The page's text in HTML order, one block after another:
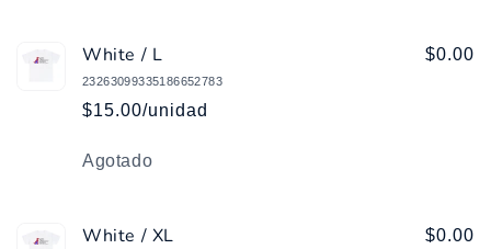
White / L
23263099335186652783
$15.00/unidad
$0.00
Cantidad
Agotado
White / XL $0.00